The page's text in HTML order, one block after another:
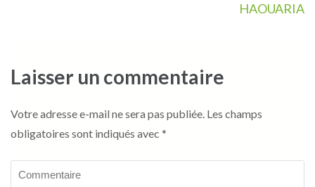
HAOUARIA
Laisser un commentaire
Votre adresse e-mail ne sera pas publiée. Les champs
obligatoires sont indiqués avec *
Commentaire